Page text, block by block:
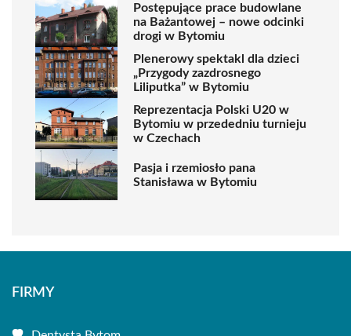
Postępujące prace budowlane
na Bażantowej – nowe odcinki
drogi w Bytomiu
Plenerowy spektakl dla dzieci
„Przygody zazdrosnego
Liliputka” w Bytomiu
Reprezentacja Polski U20 w
Bytomiu w przededniu turnieju
w Czechach
Pasja i rzemiosło pana
Stanisława w Bytomiu
FIRMY